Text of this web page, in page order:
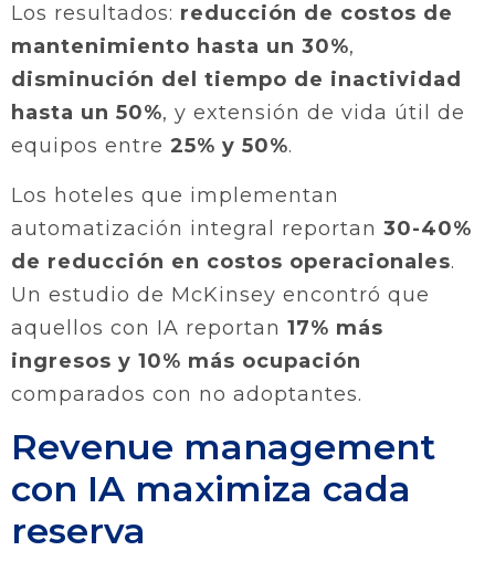
Los resultados: reducción de costos de
mantenimiento hasta un 30%,
disminución del tiempo de inactividad
hasta un 50%, y extensión de vida útil de
equipos entre 25% y 50%.
Los hoteles que implementan
automatización integral reportan 30-40%
de reducción en costos operacionales.
Un estudio de McKinsey encontró que
aquellos con IA reportan 17% más
ingresos y 10% más ocupación
comparados con no adoptantes.
Revenue management
con IA maximiza cada
reserva